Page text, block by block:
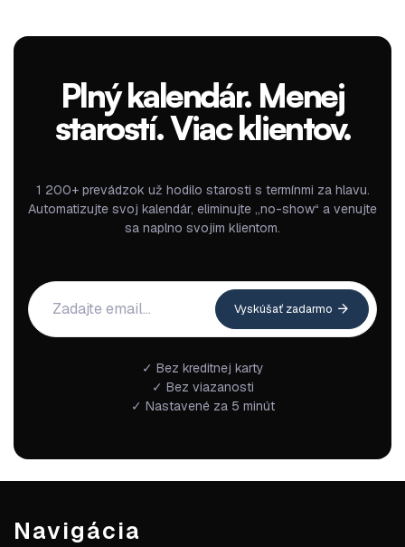
Plný kalendár. Menej
starostí. Viac klientov.
1 200+ prevádzok už hodilo starosti s termínmi za hlavu.
Automatizujte svoj kalendár, eliminujte „no-show“ a venujte
sa naplno svojim klientom.
Vyskúšať zadarmo
✓ Bez kreditnej karty
✓ Bez viazanosti
✓ Nastavené za 5 minút
Navigácia